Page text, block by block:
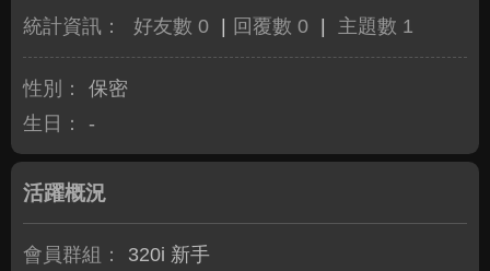
統計資訊： 好友數 0 回覆數 0 主題數 1
性別：
保密
生日：
-
活躍概況
會員群組： 320i 新手